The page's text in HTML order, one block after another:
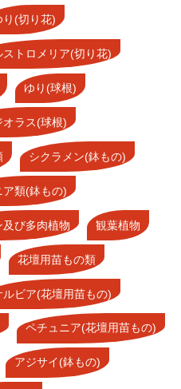
り(切り花)
ストロメリア(切り花)
ゆり(球根)
オラス(球根)
シクラメン(鉢もの)
ア類(鉢もの)
び多肉植物 観葉植物
花壇用苗もの類
ルビア(花壇用苗もの)
ペチュニア(花壇用苗もの)
アジサイ(鉢もの)